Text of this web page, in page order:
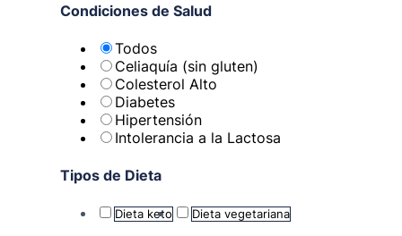
Condiciones de Salud
Todos
Celiaquía (sin gluten)
Colesterol Alto
Diabetes
Hipertensión
Intolerancia a la Lactosa
Tipos de Dieta
Dieta keto Dieta vegetariana